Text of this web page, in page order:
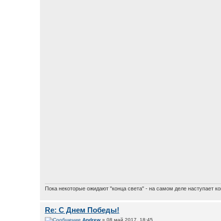
Пока некоторые ожидают "конца света" - на самом деле наступает
Re: С Днем Победы!
Andrew» 08 май 2017, 18:45